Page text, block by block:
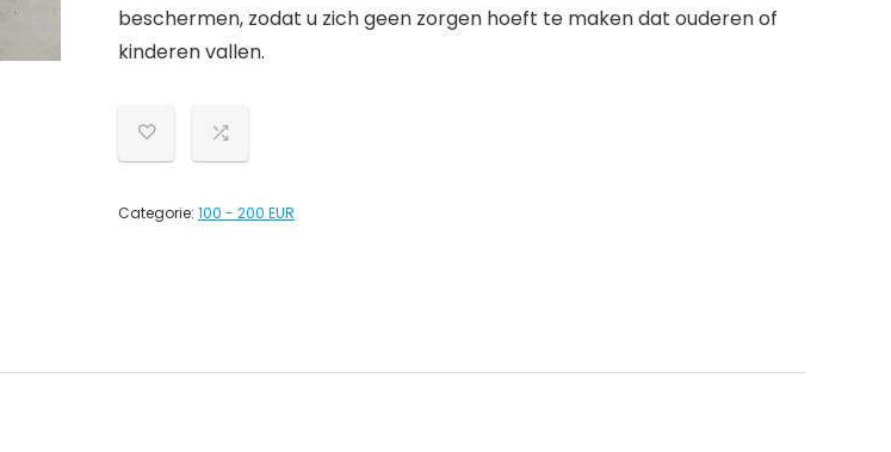
beschermen, zodat u zich geen zorgen hoeft te maken dat ouderen of
kinderen vallen.
Categorie: 100 - 200 EUR